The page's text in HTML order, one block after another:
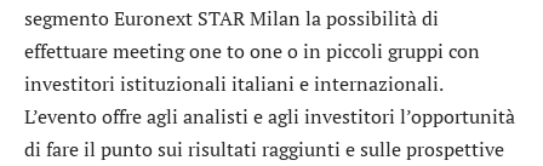
segmento Euronext STAR Milan la possibilità di
effettuare meeting one to one o in piccoli gruppi con
investitori istituzionali italiani e internazionali.
L’evento offre agli analisti e agli investitori l’opportunità
di fare il punto sui risultati raggiunti e sulle prospettive